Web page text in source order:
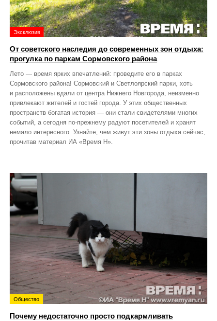
Эксклюзив
От советского наследия до современных зон отдыха:
прогулка по паркам Сормовского района
Лето — время ярких впечатлений: проведите его в парках
Сормовского района! Сормовский и Светлоярский парки, хоть
и расположены вдали от центра Нижнего Новгорода, неизменно
привлекают жителей и гостей города. У этих общественных
пространств богатая история — они стали свидетелями многих
событий, а сегодня по‑прежнему радуют посетителей и хранят
немало интересного. Узнайте, чем живут эти зоны отдыха сейчас,
прочитав материал ИА «Время Н».
Общество
Почему недостаточно просто подкармливать